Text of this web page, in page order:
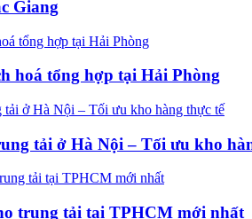
Giang
hoá tổng hợp tại Hải Phòng
tải ở Hà Nội – Tối ưu kho
trung tải tại TPHCM mới nhất